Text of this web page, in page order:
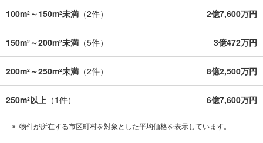
100m2 ～150m2未満 （2件） 2億7,600万円
150m2 ～200m2未満 （5件） 3億472万円
200m2 ～250m2未満 （2件） 8億2,500万円
250m2以上 （1件） 6億7,600万円
物件が所在する市区町村を対象とした平均価格を表示しています。